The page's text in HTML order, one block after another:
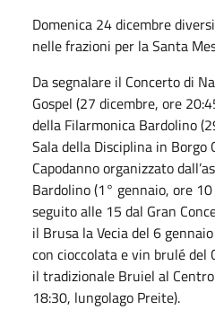
Domenica 24 dicembre
nelle frazioni per la Santa
Da segnalare il Concerto di
Gospel (27 dicembre, ore
della Filarmonica Bardolino
Sala della Disciplina in Borgo
Capodanno organizzato
Bardolino (1° gennaio, ore
seguito alle 15 dal Gran
il Brusa la Vecia del 6
con cioccolata e vin brulé del
il tradizionale Bruiel al
18:30, lungolago Preite).